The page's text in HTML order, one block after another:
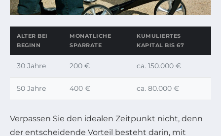
ALTER BEI
BEGINN
MONATLICHE
SPARRATE
KUMULIERTES
KAPITAL BIS 67
30 Jahre 200 € ca. 150.000 €
50 Jahre 400 € ca. 80.000 €
Verpassen Sie den idealen Zeitpunkt nicht, denn
der entscheidende Vorteil besteht darin, mit